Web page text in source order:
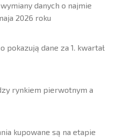
danych o najmie
2026 roku
pokazują dane za 1. kwartał
rynkiem pierwotnym a
kupowane są na etapie